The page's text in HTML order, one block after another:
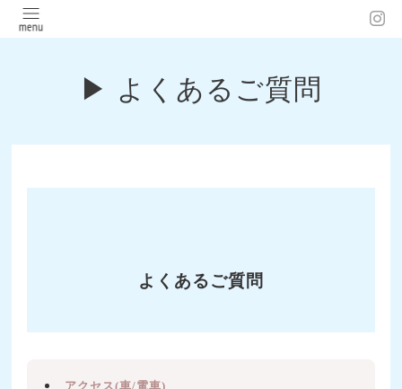
▶︎ よくあるご質問
よくあるご質問
アクセス(車/電車)